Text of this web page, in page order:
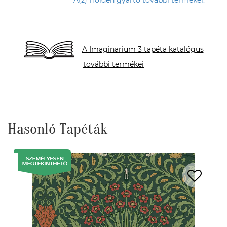
A Imaginarium 3 tapéta katalógus
további termékei
Hasonló Tapéták